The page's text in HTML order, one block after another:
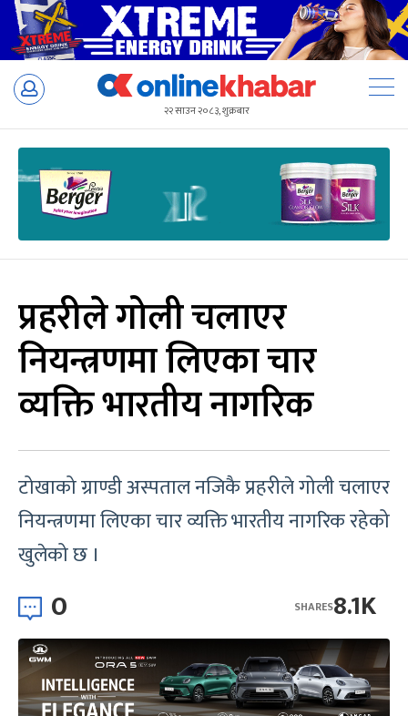
Skip
२२ साउन २०८३, शुक्रबार
प्रहरीले गोली चलाएर
नियन्त्रणमा लिएका चार
व्यक्ति भारतीय नागरिक
टोखाको ग्राण्डी अस्पताल नजिकै प्रहरीले गोली चलाएर
नियन्त्रणमा लिएका चार व्यक्ति भारतीय नागरिक रहेको
खुलेको छ ।
0 8.1K
SHARES